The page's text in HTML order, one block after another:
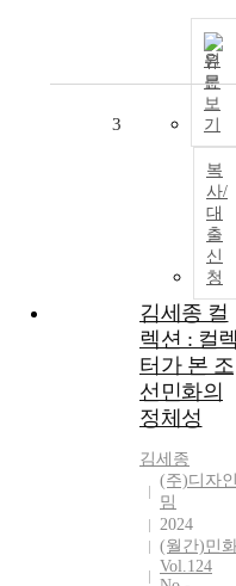
원
문
보
기
복
사/
대
출
신
청
3
김세종 컬
렉션 : 컬
터가 본 조
선민화의
정체성
김세종
(주)디자
밈
2024
(월간)민
Vol.124